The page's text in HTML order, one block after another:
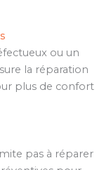
ou un
la réparation
plus de confort
pas à réparer